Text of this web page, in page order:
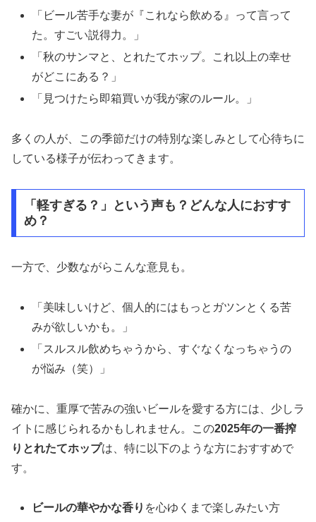
「ビール苦手な妻が『これなら飲める』って言って
た。すごい説得力。」
「秋のサンマと、とれたてホップ。これ以上の幸せ
がどこにある？」
「見つけたら即箱買いが我が家のルール。」
多くの人が、この季節だけの特別な楽しみとして心待ちに
している様子が伝わってきます。
「軽すぎる？」という声も？どんな人におすす
め？
一方で、少数ながらこんな意見も。
「美味しいけど、個人的にはもっとガツンとくる苦
みが欲しいかも。」
「スルスル飲めちゃうから、すぐなくなっちゃうの
が悩み（笑）」
確かに、重厚で苦みの強いビールを愛する方には、少しラ
イトに感じられるかもしれません。この2025年の一番搾
りとれたてホップは、特に以下のような方におすすめで
す。
ビールの華やかな香り を心ゆくまで楽しみたい方